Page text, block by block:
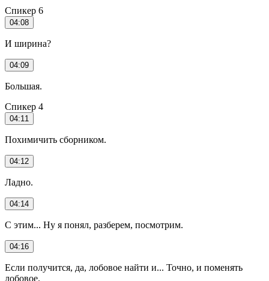
Спикер 6
04:08
И ширина?
04:09
Большая.
Спикер 4
04:11
Похимичить сборником.
04:12
Ладно.
04:14
С этим... Ну я понял, разберем, посмотрим.
04:16
Если получится, да, лобовое найти и... Точно, и поменять
лобовое.